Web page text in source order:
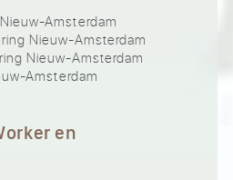
Amsterdam
Nieuw-Amsterdam
Nieuw-Amsterdam
Amsterdam
en